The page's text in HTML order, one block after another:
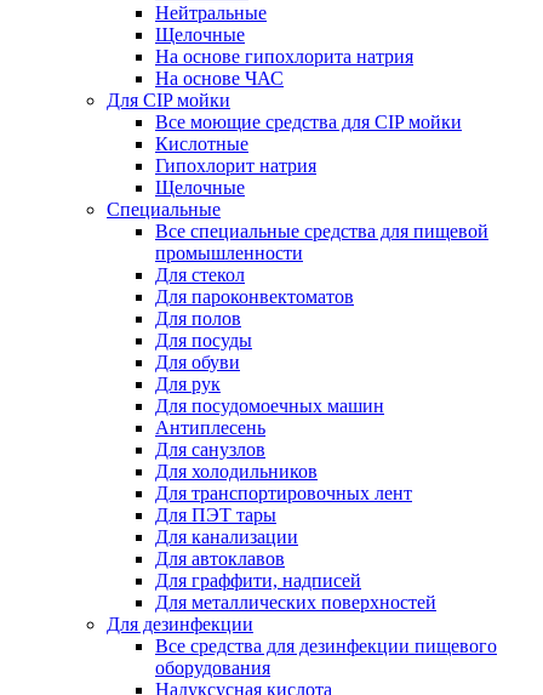
Нейтральные
Щелочные
На основе гипохлорита натрия
На основе ЧАС
Для CIP мойки
Все моющие средства для CIP мойки
Кислотные
Гипохлорит натрия
Щелочные
Специальные
Все специальные средства для пищевой
промышленности
Для стекол
Для пароконвектоматов
Для полов
Для посуды
Для обуви
Для рук
Для посудомоечных машин
Антиплесень
Для санузлов
Для холодильников
Для транспортировочных лент
Для ПЭТ тары
Для канализации
Для автоклавов
Для граффити, надписей
Для металлических поверхностей
Для дезинфекции
Все средства для дезинфекции пищевого
оборудования
Надуксусная кислота